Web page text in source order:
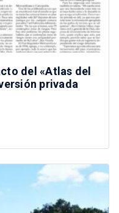
del «Atlas del
privada